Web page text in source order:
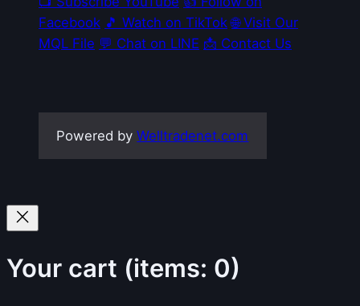
Facebook 🎵 Watch on TikTok 🌐 Visit Our
MQL File 💬 Chat on LINE 📩 Contact Us
Powered byWelltradenet.com
Your cart (items: 0)